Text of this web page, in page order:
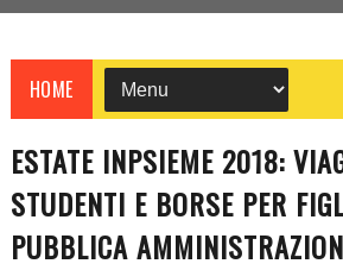
HOME
ESTATE INPSIEME 2018:
STUDENTI E BORSE PER
PUBBLICA